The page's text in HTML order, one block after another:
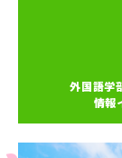
外国語学
情報